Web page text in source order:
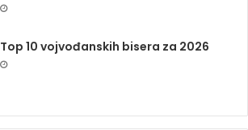
Top 10 vojvođanskih bisera za 2026